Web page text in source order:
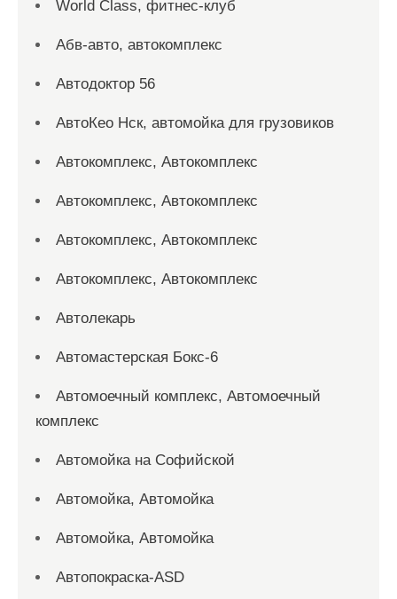
World Class, фитнес-клуб
Абв-авто, автокомплекс
Автодоктор 56
АвтоКео Нск, автомойка для грузовиков
Автокомплекс, Автокомплекс
Автокомплекс, Автокомплекс
Автокомплекс, Автокомплекс
Автокомплекс, Автокомплекс
Автолекарь
Автомастерская Бокс-6
Автомоечный комплекс, Автомоечный
комплекс
Автомойка на Софийской
Автомойка, Автомойка
Автомойка, Автомойка
Автопокраска-ASD